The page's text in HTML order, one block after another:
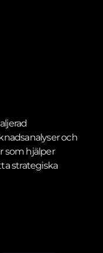
och
som hjälper
strategiska